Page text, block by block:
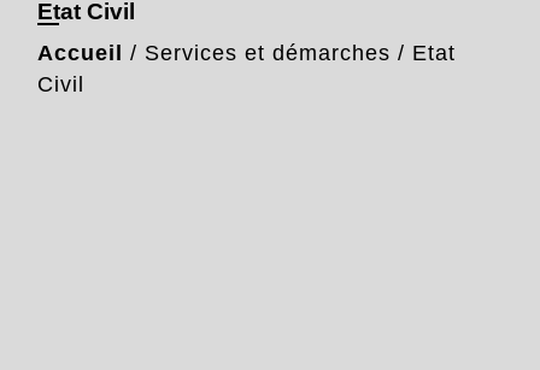
Etat Civil
Accueil / Services et démarches / Etat
Civil